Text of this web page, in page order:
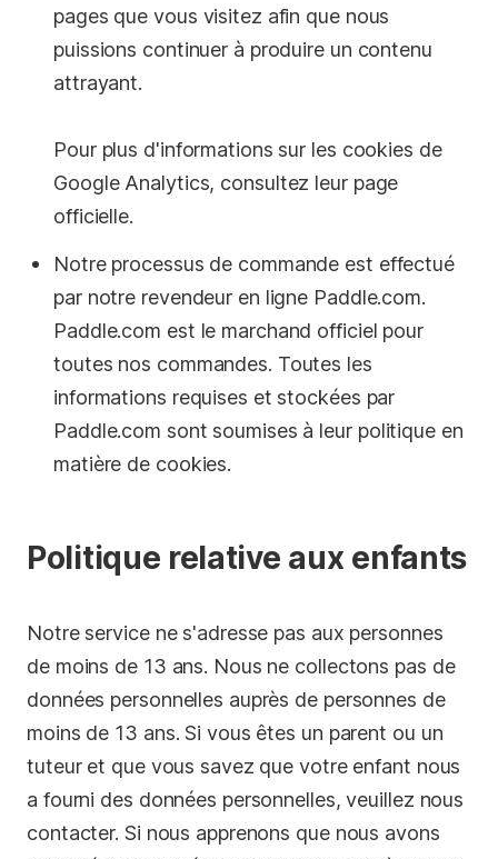
pages que vous visitez afin que nous
puissions continuer à produire un contenu
attrayant.
Pour plus d'informations sur les cookies de
Google Analytics, consultez leur page
officielle.
Notre processus de commande est effectué
par notre revendeur en ligne Paddle.com.
Paddle.com est le marchand officiel pour
toutes nos commandes. Toutes les
informations requises et stockées par
Paddle.com sont soumises à leur politique en
matière de cookies.
Politique relative aux enfants
Notre service ne s'adresse pas aux personnes
de moins de 13 ans. Nous ne collectons pas de
données personnelles auprès de personnes de
moins de 13 ans. Si vous êtes un parent ou un
tuteur et que vous savez que votre enfant nous
a fourni des données personnelles, veuillez nous
contacter. Si nous apprenons que nous avons